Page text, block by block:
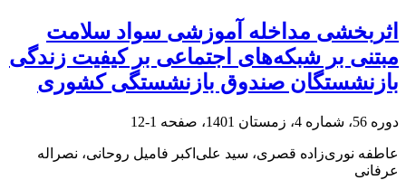
اثربخشی مداخله آموزشی سواد سلامت
مبتنی بر شبکه‌های اجتماعی بر کیفیت زندگی
بازنشستگان صندوق بازنشستگی کشوری
دوره 56، شماره 4، زمستان 1401، صفحه 1-12
عاطفه نوری‌زاده قصری، سید علی‌اکبر فامیل روحانی، نصراله
عرفانی